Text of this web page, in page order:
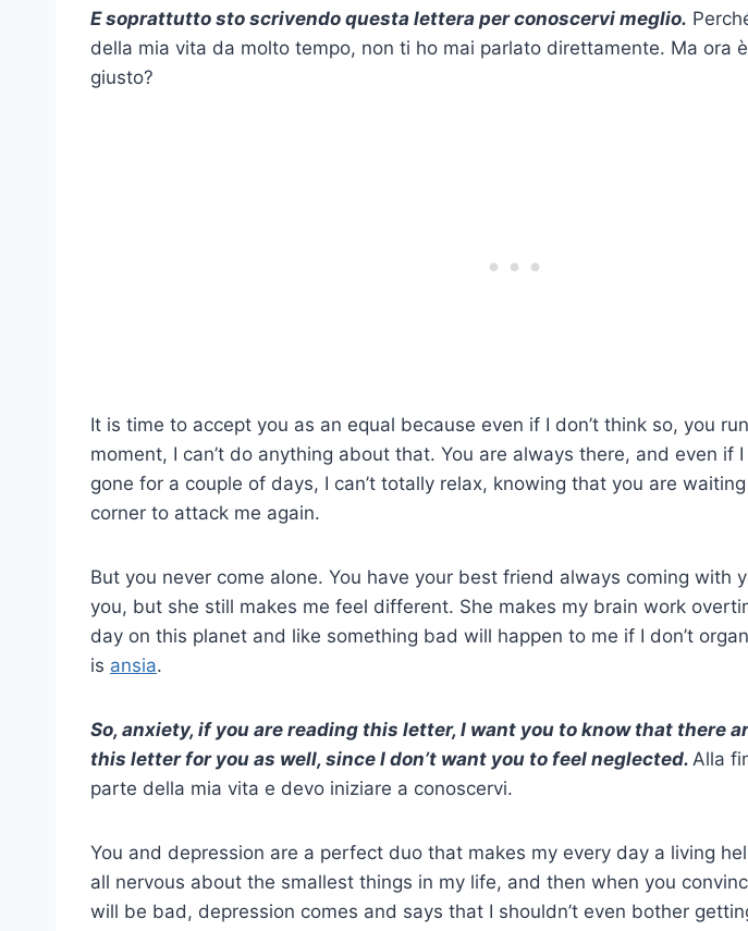
E soprattutto sto scrivendo questa lettera per conoscervi meglio.
della mia vita da molto tempo, non ti ho mai parlato direttamente. Ma ora
giusto?
It is time to accept you as an equal because even if I don’t think so, you
moment, I can’t do anything about that. You are always there, and even if
gone for a couple of days, I can’t totally relax, knowing that you are
corner to attack me again.
But you never come alone. You have your best friend always coming with
you, but she still makes me feel different. She makes my brain work
day on this planet and like something bad will happen to me if I don’t
is ansia.
So, anxiety, if you are reading this letter, I want you to know that there
this letter for you as well, since I don’t want you to feel neglected. Alla
parte della mia vita e devo iniziare a conoscervi.
You and depression are a perfect duo that makes my every day a living
all nervous about the smallest things in my life, and then when you
will be bad, depression comes and says that I shouldn’t even bother